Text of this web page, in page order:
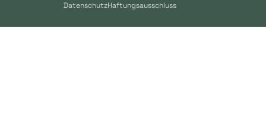
DatenschutzHaftungsausschluss